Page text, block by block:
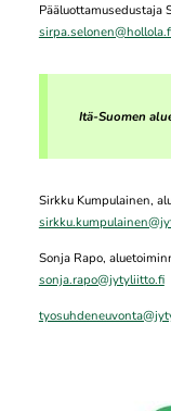
Itä-Suomen
Sirkku
Sonja Rapo,
sonja.rapo@jytyliitto.fi